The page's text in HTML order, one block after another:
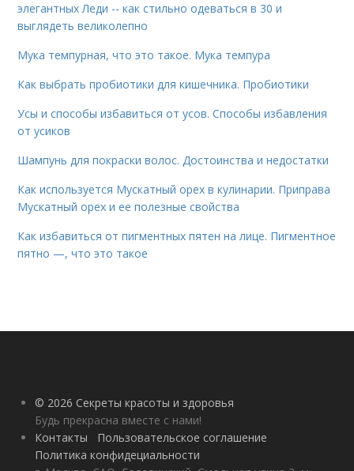
элегантных Леди -- как стильно одеваться в 30 и
выглядеть великолепно
Мука темпурная, что это такое. Мука темпура
Как выбрать пробиотики для кишечника. Пробиотики
Усы и способы избавиться от усов. Способы избавления
от усиков
Шампунь для покраски волос. Достоинства и недостатки
Как используется Мускатный орех в кулинарии. Приправа
Мускатный орех и ее полезные свойства
Как избавиться от пигментных пятен на лице. Пигментное
пятно —, что это такое
© 2026 Секреты красоты и здоровья
Будь прекрасна вместе с нами!
Контакты
Пользовательское соглашение
Политика конфидециальности